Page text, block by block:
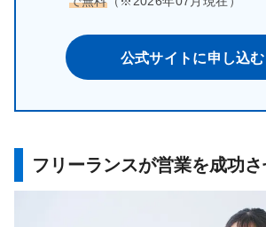
公式サイトに申し込む
フリーランスが営業を成功